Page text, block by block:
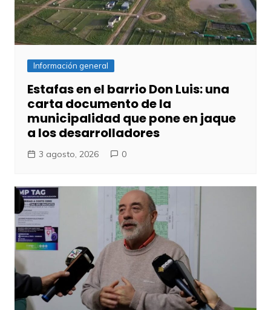
Información general
Estafas en el barrio Don Luis: una
carta documento de la
municipalidad que pone en jaque
a los desarrolladores
3 agosto, 2026 0